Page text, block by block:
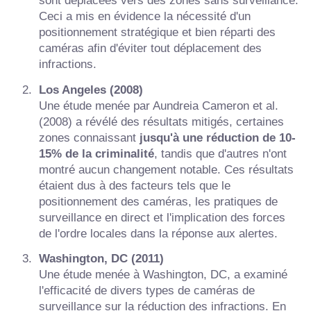
Ceci a mis en évidence la nécessité d'un
positionnement stratégique et bien réparti des
caméras afin d'éviter tout déplacement des
infractions.
Los Angeles (2008)
Une étude menée par Aundreia Cameron et al.
(2008) a révélé des résultats mitigés, certaines
zones connaissant jusqu'à une réduction de 10-
15% de la criminalité, tandis que d'autres n'ont
montré aucun changement notable. Ces résultats
étaient dus à des facteurs tels que le
positionnement des caméras, les pratiques de
surveillance en direct et l'implication des forces
de l'ordre locales dans la réponse aux alertes.
Washington, DC (2011)
Une étude menée à Washington, DC, a examiné
l'efficacité de divers types de caméras de
surveillance sur la réduction des infractions. En